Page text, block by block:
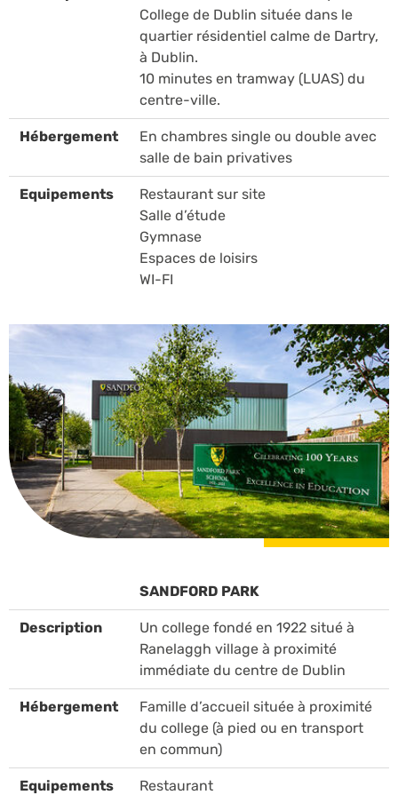
College de Dublin située dans le
quartier résidentiel calme de Dartry,
à Dublin.
10 minutes en tramway (LUAS) du
centre-ville.
Hébergement
En chambres single ou double avec
salle de bain privatives
Equipements
Restaurant sur site
Salle d’étude
Gymnase
Espaces de loisirs
WI-FI
SANDFORD PARK
Description
Un college fondé en 1922 situé à
Ranelaggh village à proximité
immédiate du centre de Dublin
Hébergement
Famille d’accueil située à proximité
du college (à pied ou en transport
en commun)
Equipements
Restaurant